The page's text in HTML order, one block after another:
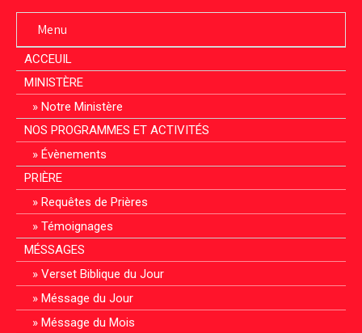
Menu
ACCEUIL
MINISTÈRE
Notre Ministère
NOS PROGRAMMES ET ACTIVITÉS
Évènements
PRIÈRE
Requêtes de Prières
Témoignages
MÉSSAGES
Verset Biblique du Jour
Méssage du Jour
Méssage du Mois